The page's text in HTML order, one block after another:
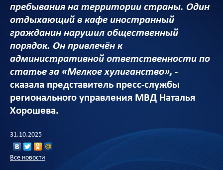
пребывания на территории страны. Один
отдыхающий в кафе иностранный
гражданин нарушил общественный
порядок. Он привлечён к
административной ответственности по
статье за «Мелкое хулиганство», -
сказала представитель пресс-службы
регионального управления МВД Наталья
Хорошева.
31.10.2025
Все новости